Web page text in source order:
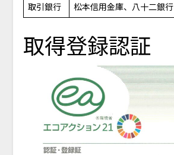
取引銀行
松本信用金庫、八十二銀行
取得登録認証